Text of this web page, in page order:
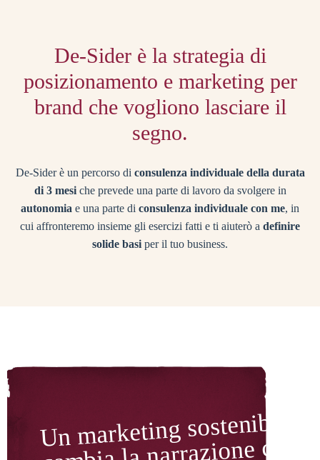
De-Sider è la strategia di
posizionamento e marketing per
brand che vogliono lasciare il
segno.
De-Sider è un percorso di consulenza individuale della durata
di 3 mesi che prevede una parte di lavoro da svolgere in
autonomia e una parte di consulenza individuale con me, in
cui affronteremo insieme gli esercizi fatti e ti aiuterò a definire
solide basi per il tuo business.
Un marketing sostenibile